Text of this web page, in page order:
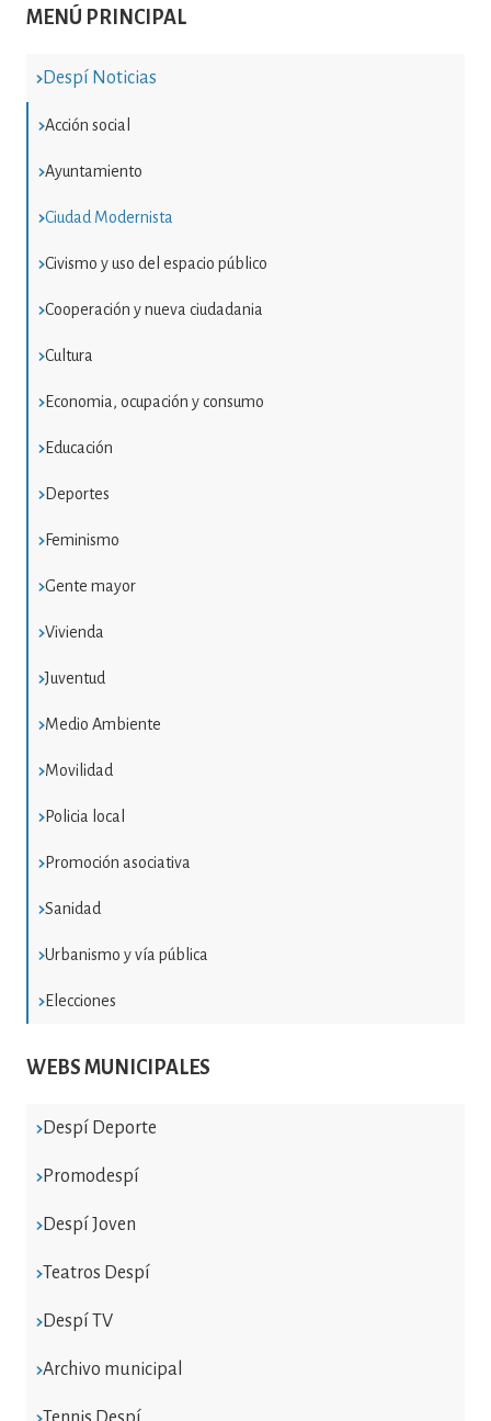
MENÚ PRINCIPAL
Despí Noticias
Acción social
Ayuntamiento
Ciudad Modernista
Civismo y uso del espacio público
Cooperación y nueva ciudadania
Cultura
Economia, ocupación y consumo
Educación
Deportes
Feminismo
Gente mayor
Vivienda
Juventud
Medio Ambiente
Movilidad
Policia local
Promoción asociativa
Sanidad
Urbanismo y vía pública
Elecciones
WEBS MUNICIPALES
Despí Deporte
Promodespí
Despí Joven
Teatros Despí
Despí TV
Archivo municipal